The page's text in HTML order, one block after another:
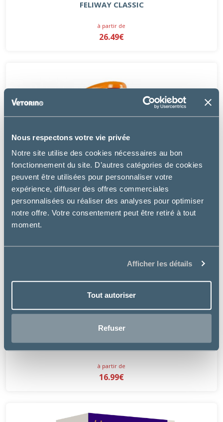
Nous respectons votre vie privée
Notre site utilise des cookies nécessaires au bon
fonctionnement du site. D’autres catégories de cookies
peuvent être utilisées pour personnaliser votre
expérience, diffuser des offres commerciales
personnalisées ou réaliser des analyses pour optimiser
notre offre. Votre consentement peut être retiré à tout
moment.
Afficher les détails
Tout autoriser
Refuser
FELIWAY CLASSIC
à partir de
26.49€
Ceva
CHIEN & CHAT
à partir de
16.99€